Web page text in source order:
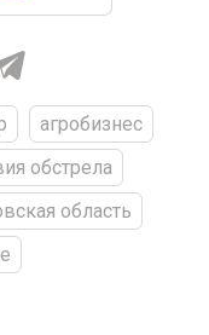
агробизнес
обстрела
область